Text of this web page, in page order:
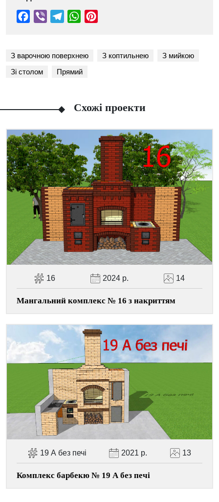
Facebook
ViberTelegramWhatsApp
Pinterest
З варочною поверхнею З коптильнею
З мийкою
Зі столом
Прямий
Схожі проекти
16 2024 р. 14
Мангальний комплекс № 16 з накриттям
19 А без печі 2021 р. 13
Комплекс барбекю № 19 А без печі